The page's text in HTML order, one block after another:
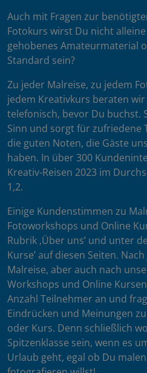
Auch mit Fragen zur
Fotokurs wirst Du nicht
gehobenes Amateurmaterial
Standard sein?
Zu jeder Malreise, zu jedem
jedem Kreativkurs beraten
telefonisch, bevor Du buchst.
Sinn und sorgt für zufriedene
die guten Noten, die Gäste
haben. In über 300
Kreativ-Reisen 2023 im
1,2.
Einige Kundenstimmen zu
Fotoworkshops und Online
Rubrik ‚Über uns’ und unter
Kurse’ auf diesen Seiten.
Malreise, aber auch nach
Workshops und Online
Anzahl Teilnehmer an und
Eindrücken und Meinungen
oder Kurs. Denn schließlich
Spitzenklasse sein, wenn es
Urlaub geht, egal ob Du